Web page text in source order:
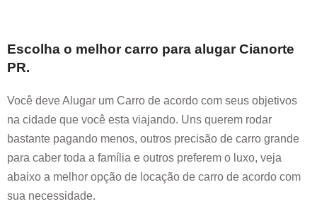
Escolha o melhor carro para alugarCianorte
PR.
Você deve Alugar um Carro de acordo com seus objetivos
na cidade que você esta viajando. Uns querem rodar
bastante pagando menos, outros precisão de carro grande
para caber toda a família e outros preferem o luxo, veja
abaixo a melhor opção de locação de carro de acordo com
sua necessidade.